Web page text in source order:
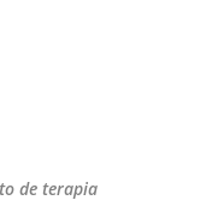
de terapia